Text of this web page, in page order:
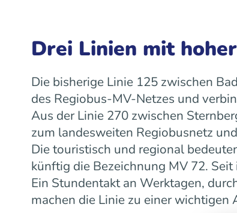
Drei Linien mit
Die bisherige Linie 125 zwischen
des Regiobus-MV-Netzes und
Aus der Linie 270 zwischen
zum landesweiten Regiobusnetz
Die touristisch und regional
künftig die Bezeichnung MV 72.
Ein Stundentakt an Werktagen,
machen die Linie zu einer wichtigen